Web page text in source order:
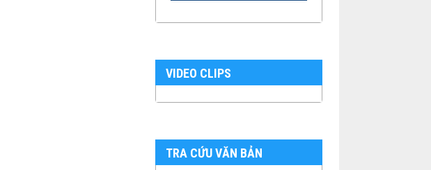
VIDEO CLIPS
TRA CỨU VĂN BẢN